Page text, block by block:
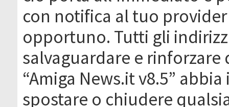
con notifica al tuo
opportuno. Tutti gli
salvaguardare e
“Amiga News.it v8.5”
spostare o chiudere